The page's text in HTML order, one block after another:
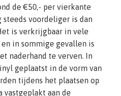
de €50,- per vierkante
steeds voordeliger is dan
is verkrijgbaar in vele
in sommige gevallen is
naderhand te verven. In
geplaatst in de vorm van
tijdens het plaatsen op
vastgeplakt aan de